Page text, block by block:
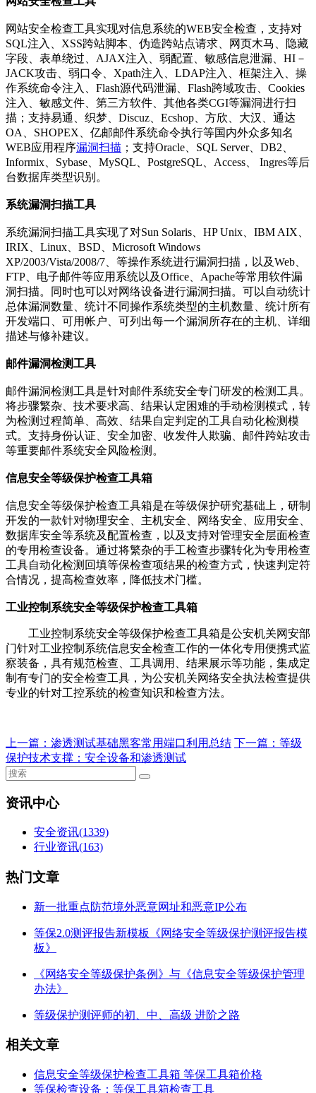
网站安全检查工具实现对信息系统的WEB安全检查，支持对
SQL注入、XSS跨站脚本、伪造跨站点请求、网页木马、隐藏
字段、表单绕过、AJAX注入、弱配置、敏感信息泄漏、HI－
JACK攻击、弱口令、Xpath注入、LDAP注入、框架注入、操
作系统命令注入、Flash源代码泄漏、Flash跨域攻击、Cookies
注入、敏感文件、第三方软件、其他各类CGI等漏洞进行扫
描；支持易通、织梦、Discuz、Ecshop、方欣、大汉、通达
OA、SHOPEX、亿邮邮件系统命令执行等国内外众多知名
WEB应用程序漏洞扫描 ；支持Oracle、SQL Server、DB2、
Informix、Sybase、MySQL、PostgreSQL、Access、 Ingres等后
台数据库类型识别。
系统漏洞扫描工具
系统漏洞扫描工具实现了对Sun Solaris、HP Unix、IBM AIX、
IRIX、Linux、BSD、Microsoft Windows
XP/2003/Vista/2008/7、等操作系统进行漏洞扫描，以及Web、
FTP、电子邮件等应用系统以及Office、Apache等常用软件漏
洞扫描。同时也可以对网络设备进行漏洞扫描。可以自动统计
总体漏洞数量、统计不同操作系统类型的主机数量、统计所有
开发端口、可用帐户、可列出每一个漏洞所存在的主机、详细
描述与修补建议。
邮件漏洞检测工具
邮件漏洞检测工具是针对邮件系统安全专门研发的检测工具。
将步骤繁杂、技术要求高、结果认定困难的手动检测模式，转
为检测过程简单、高效、结果自定判定的工具自动化检测模
式。支持身份认证、安全加密、收发件人欺骗、邮件跨站攻击
等重要邮件系统安全风险检测。
信息安全等级保护检查工具箱
信息安全等级保护检查工具箱是在等级保护研究基础上，研制
开发的一款针对物理安全、主机安全、网络安全、应用安全、
数据库安全等系统及配置检查，以及支持对管理安全层面检查
的专用检查设备。通过将繁杂的手工检查步骤转化为专用检查
工具自动化检测回填等保检查项结果的检查方式，快速判定符
合情况，提高检查效率，降低技术门槛。
工业控制系统安全等级保护检查工具箱
工业控制系统安全等级保护检查工具箱是公安机关网安部
门针对工业控制系统信息安全检查工作的一体化专用便携式监
察装备，具有规范检查、工具调用、结果展示等功能，集成定
制有专门的安全检查工具，为公安机关网络安全执法检查提供
专业的针对工控系统的检查知识和检查方法。
上一篇： 渗透测试基础黑客常用端口利用总结 下一篇： 等级
保护技术支撑：安全设备和渗透测试
资讯中心
安全资讯(1339)
行业资讯(163)
热门文章
新一批重点防范境外恶意网址和恶意IP公布
等保2.0测评报告新模板《网络安全等级保护测评报告模
板》
《网络安全等级保护条例》与《信息安全等级保护管理
办法》
等级保护测评师的初、中、高级 进阶之路
相关文章
信息安全等级保护检查工具箱 等保工具箱价格
等保检查设备：等保工具箱检查工具